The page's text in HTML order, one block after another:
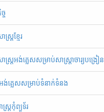
ច
ត្រខ្មែរ
ត្រអង់គ្លេសសម្រាប់សាស្ត្រាចារ្យបង្រៀន
គ្លេសសម្រាប់ទំនាក់ទំនង
រ្តកុំព្យូទ័រ